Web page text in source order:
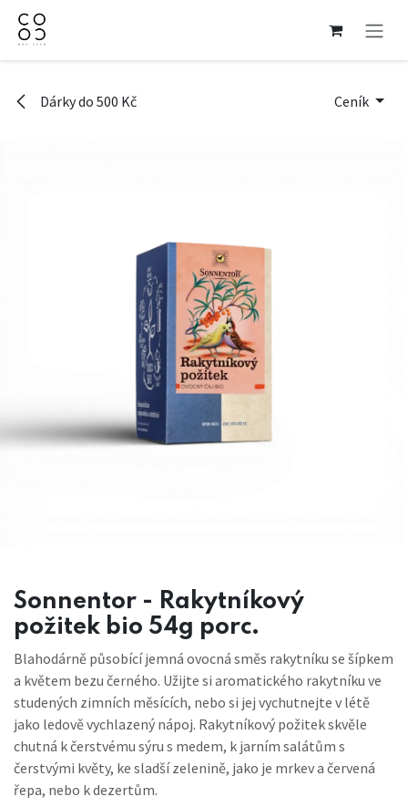
Přejít na obsah
Dárky do 500 Kč Ceník
Sonnentor - Rakytníkový
požitek bio 54g porc.
Blahodárně působící jemná ovocná směs rakytníku se šípkem
a květem bezu černého. Užijte si aromatického rakytníku ve
studených zimních měsících, nebo si jej vychutnejte v létě
jako ledově vychlazený nápoj. Rakytníkový požitek skvěle
chutná k čerstvému sýru s medem, k jarním salátům s
čerstvými květy, ke sladší zelenině, jako je mrkev a červená
řepa, nebo k dezertům.